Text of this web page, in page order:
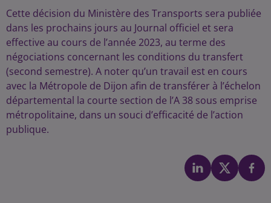
Cette décision du Ministère des Transports sera publiée
dans les prochains jours au Journal officiel et sera
effective au cours de l’année 2023, au terme des
négociations concernant les conditions du transfert
(second semestre). A noter qu’un travail est en cours
avec la Métropole de Dijon afin de transférer à l’échelon
départemental la courte section de l’A 38 sous emprise
métropolitaine, dans un souci d’efficacité de l’action
publique.